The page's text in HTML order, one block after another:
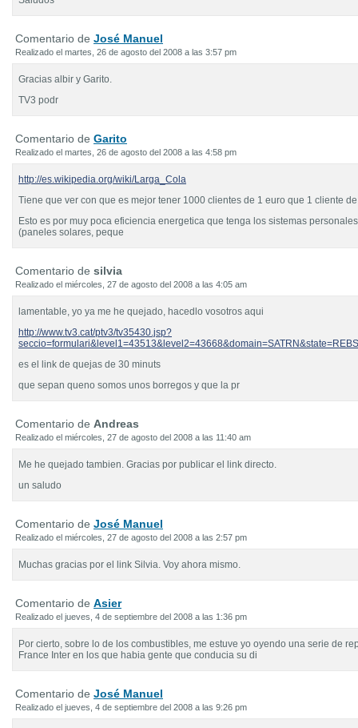
Comentario de José Manuel
Realizado el martes, 26 de agosto del 2008 a las 3:57 pm
Gracias albir y Garito.
TV3 podr
Comentario de Garito
Realizado el martes, 26 de agosto del 2008 a las 4:58 pm
http://es.wikipedia.org/wiki/Larga_Cola
Tiene que ver con que es mejor tener 1000 clientes de 1 euro que 1 cliente
Esto es por muy poca eficiencia energetica que tenga los sistemas
(paneles solares, peque
Comentario de silvia
Realizado el miércoles, 27 de agosto del 2008 a las 4:05 am
lamentable, yo ya me he quejado, hacedlo vosotros aqui
http://www.tv3.cat/ptv3/tv35430.jsp?
es el link de quejas de 30 minuts
que sepan queno somos unos borregos y que la pr
Comentario de Andreas
Realizado el miércoles, 27 de agosto del 2008 a las 11:40 am
Me he quejado tambien. Gracias por publicar el link directo.
un saludo
Comentario de José Manuel
Realizado el miércoles, 27 de agosto del 2008 a las 2:57 pm
Muchas gracias por el link Silvia. Voy ahora mismo.
Comentario de Asier
Realizado el jueves, 4 de septiembre del 2008 a las 1:36 pm
Por cierto, sobre lo de los combustibles, me estuve yo oyendo una serie de
France Inter en los que habia gente que conducia su di
Comentario de José Manuel
Realizado el jueves, 4 de septiembre del 2008 a las 9:26 pm